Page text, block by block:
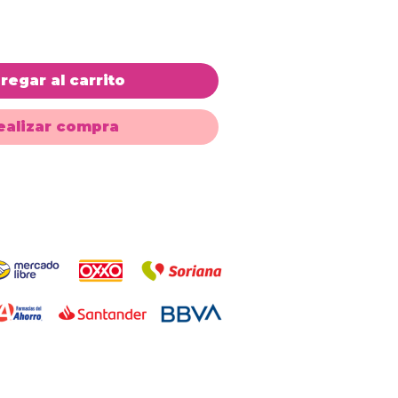
al carrito
compra